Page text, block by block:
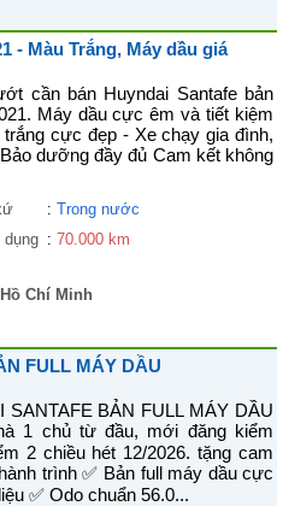
- Màu Trắng, Máy dầu giá
cần bán Huyndai Santafe bản
Máy dầu cực êm và tiết kiệm
trắng cực đẹp - Xe chạy gia đình,
dưỡng đầy đủ Cam kết không
: Trong nước
: 70.000 km
Hồ Chí Minh
FULL MÁY DẦU
SANTAFE BẢN FULL MÁY DẦU
1 chủ từ đầu, mới đăng kiểm
2 chiều hét 12/2026. tặng cam
trình ✅ Bản full máy dầu cực
✅ Odo chuẩn 56.0...